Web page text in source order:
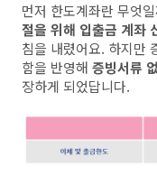
먼저 한도계좌란 무엇
절을 위해 입출금 계좌
침을 내렸어요. 하지만
함을 반영해 증빙서류
장하게 되었답니다.